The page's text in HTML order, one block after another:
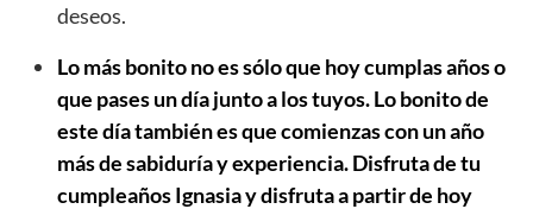
deseos.
Lo más bonito no es sólo que hoy cumplas años o
que pases un día junto a los tuyos. Lo bonito de
este día también es que comienzas con un año
más de sabiduría y experiencia. Disfruta de tu
cumpleaños Ignasia y disfruta a partir de hoy